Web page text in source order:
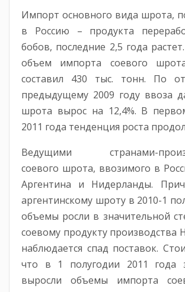
Импорт основного вида шрота,
в Россию – продукта
бобов, последние 2,5 года
объем импорта соевого
составил 430 тыс. тонн. По
предыдущему 2009 году ввоза
шрота вырос на 12,4%. В
2011 года тенденция роста
Ведущими странами-
соевого шрота, ввозимого в
Аргентина и Нидерланды.
аргентинскому шроту в 2010-1
объемы росли в значительной
соевому продукту производства
наблюдается спад поставок.
что в 1 полугодии 2011 года
выросли объемы импорта